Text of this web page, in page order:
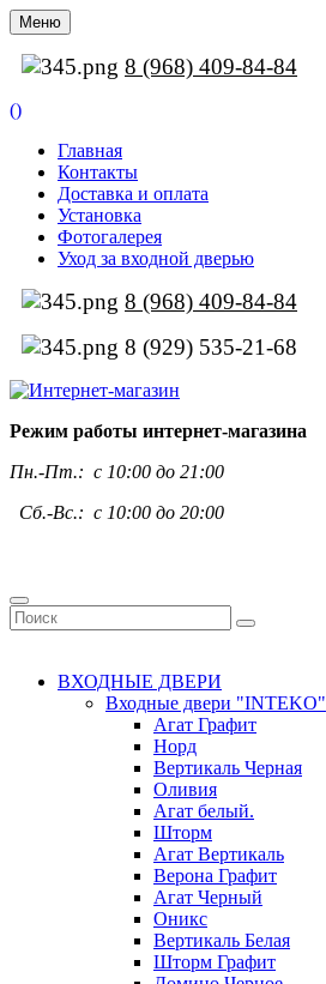
Меню
8 (968) 409-84-84
()
Главная
Контакты
Доставка и оплата
Установка
Фотогалерея
Уход за входной дверью
8 (968) 409-84-84
8 (929) 535-21-68
Режим работы интернет-магазина
Пн.-Пт.: с 10:00 до 21:00
Сб.-Вс.: с 10:00 до 20:00
ВХОДНЫЕ ДВЕРИ
Входные двери "INTEKO"
Агат Графит
Норд
Вертикаль Черная
Оливия
Агат белый.
Шторм
Агат Вертикаль
Верона Графит
Агат Черный
Оникс
Вертикаль Белая
Шторм Графит